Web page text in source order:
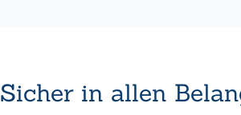
Sicher in allen